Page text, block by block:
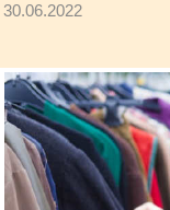
30.06.2022